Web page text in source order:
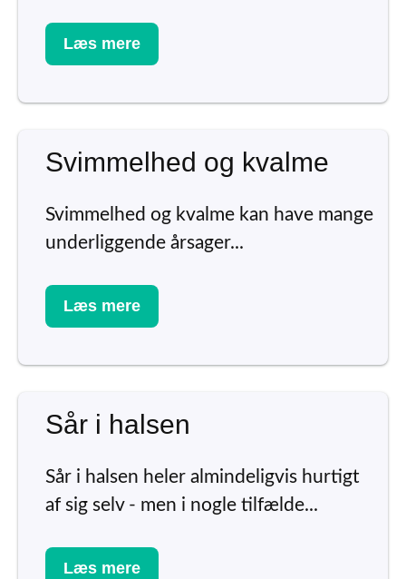
Læs mere
Svimmelhed og kvalme
Svimmelhed og kvalme kan have mange
underliggende årsager...
Læs mere
Sår i halsen
Sår i halsen heler almindeligvis hurtigt
af sig selv - men i nogle tilfælde...
Læs mere